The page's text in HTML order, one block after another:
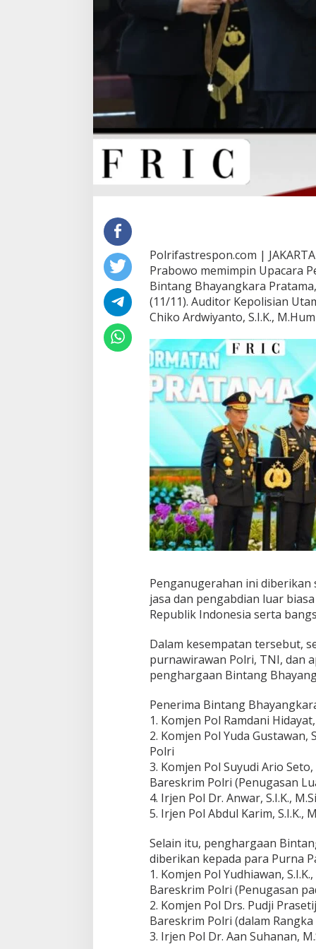
Polrifastrespon.com |
Prabowo memimpin Upacara
Bintang Bhayangkara
(11/11). Auditor Kepolisian
Chiko Ardwiyanto, S.I.K.,
Penganugerahan ini
jasa dan pengabdian luar
Republik Indonesia serta
Dalam kesempatan tersebut,
purnawirawan Polri, TNI, dan
penghargaan Bintang
Penerima Bintang
1. Komjen Pol Ramdani
2. Komjen Pol Yuda Gustawan,
Polri
3. Komjen Pol Suyudi Ario Seto,
Bareskrim Polri (Penugasan
4. Irjen Pol Dr. Anwar, S.I.K.,
5. Irjen Pol Abdul Karim, S.I.K.,
Selain itu, penghargaan
diberikan kepada para Purna
1. Komjen Pol Yudhiawan,
Bareskrim Polri (Penugasan
2. Komjen Pol Drs. Pudji
Bareskrim Polri (dalam Rangka
3. Irjen Pol Dr. Aan Suhanan,